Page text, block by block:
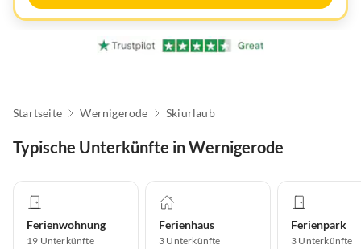
Startseite Wernigerode Skiurlaub
Typische Unterkünfte in Wernigerode
Ferienwohnung
19 Unterkünfte
Ferienhaus
3 Unterkünfte
Ferienpark
3 Unterkünfte